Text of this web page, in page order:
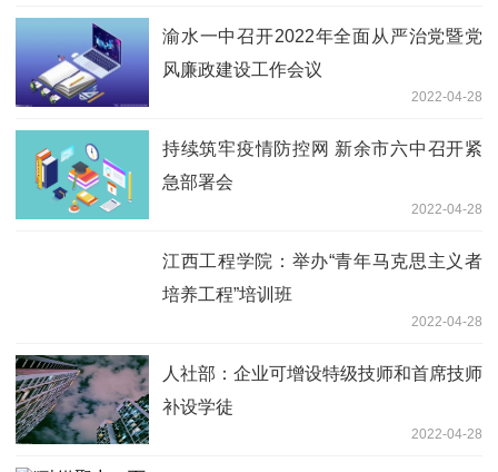
渝水一中召开2022年全面从严治党暨党
风廉政建设工作会议
2022-04-28
持续筑牢疫情防控网 新余市六中召开紧
急部署会
2022-04-28
江西工程学院：举办“青年马克思主义者
培养工程”培训班
2022-04-28
人社部：企业可增设特级技师和首席技师
补设学徒
2022-04-28